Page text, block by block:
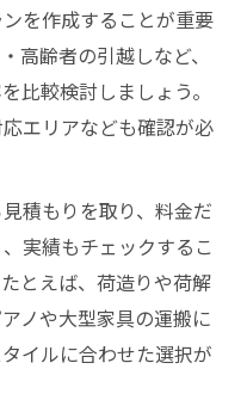
を作成することが重要
高齢者の引越しなど、
比較検討しましょう。
エリアなども確認が必
積もりを取り、料金だ
実績もチェックするこ
とえば、荷造りや荷解
ノや大型家具の運搬に
イルに合わせた選択が